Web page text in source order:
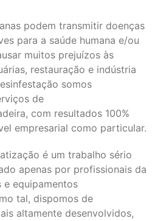
podem transmitir doenças
para a saúde humana e/ou
muitos prejuízos às
restauração e indústria
somos
de
com resultados 100%
empresarial como particular.
é um trabalho sério
apenas por profissionais da
e equipamentos
tal, dispomos de
altamente desenvolvidos,